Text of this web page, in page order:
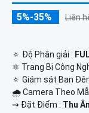
5%-35% Liên
🔅 Độ Phân giải :
⚛️ Trang Bị Công
🔅 Giám sát Ban
🌧️ Camera Theo
️⇝ Đặt Điểm : Thu